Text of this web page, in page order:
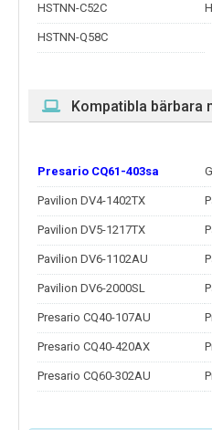
HSTNN-C52C
HSTNN-Q58C
Kompatibla bärbara
Presario CQ61-403sa
Pavilion DV4-1402TX
Pavilion DV5-1217TX
Pavilion DV6-1102AU
Pavilion DV6-2000SL
Presario CQ40-107AU
Presario CQ40-420AX
Presario CQ60-302AU